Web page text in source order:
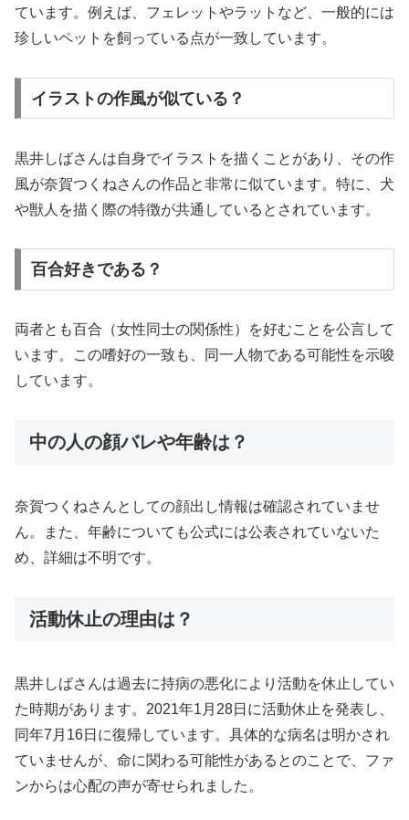
ています。例えば、フェレットやラットなど、一般的には
珍しいペットを飼っている点が一致しています。
イラストの作風が似ている？
黒井しばさんは自身でイラストを描くことがあり、その作
風が奈賀つくねさんの作品と非常に似ています。特に、犬
や獣人を描く際の特徴が共通しているとされています。
百合好きである？
両者とも百合（女性同士の関係性）を好むことを公言して
います。この嗜好の一致も、同一人物である可能性を示唆
しています。
中の人の顔バレや年齢は？
奈賀つくねさんとしての顔出し情報は確認されていませ
ん。また、年齢についても公式には公表されていないた
め、詳細は不明です。
活動休止の理由は？
黒井しばさんは過去に持病の悪化により活動を休止してい
た時期があります。2021年1月28日に活動休止を発表し、
同年7月16日に復帰しています。具体的な病名は明かされ
ていませんが、命に関わる可能性があるとのことで、ファ
ンからは心配の声が寄せられました。